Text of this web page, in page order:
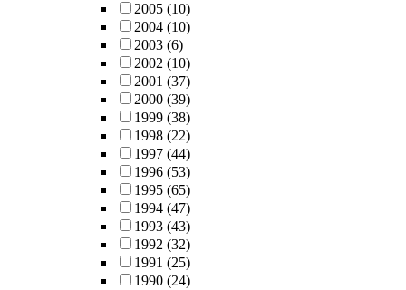
2005 (10)
2004 (10)
2003 (6)
2002 (10)
2001 (37)
2000 (39)
1999 (38)
1998 (22)
1997 (44)
1996 (53)
1995 (65)
1994 (47)
1993 (43)
1992 (32)
1991 (25)
1990 (24)